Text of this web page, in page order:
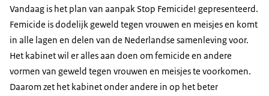
Vandaag is het plan van aanpak Stop Femicide! gepresenteerd.
Femicide is dodelijk geweld tegen vrouwen en meisjes en komt
in alle lagen en delen van de Nederlandse samenleving voor.
Het kabinet wil er alles aan doen om femicide en andere
vormen van geweld tegen vrouwen en meisjes te voorkomen.
Daarom zet het kabinet onder andere in op het beter